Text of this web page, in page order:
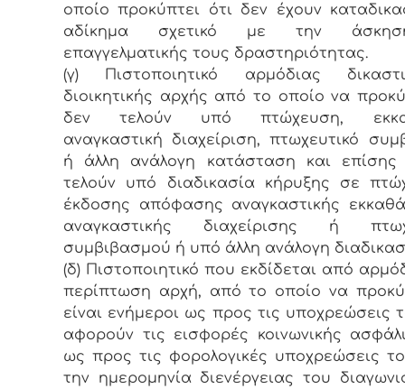
οποίο προκύπτει ότι δεν έχουν
αδίκημα σχετικό με την
επαγγελματικής τους δραστηριότητας.
(γ) Πιστοποιητικό αρμόδιας
διοικητικής αρχής από το οποίο να
δεν τελούν υπό πτώχευση,
αναγκαστική διαχείριση, πτωχευτικό
ή άλλη ανάλογη κατάσταση και επίσης
τελούν υπό διαδικασία κήρυξης σε
έκδοσης απόφασης αναγκαστικής
αναγκαστικής διαχείρισης ή
συμβιβασμού ή υπό άλλη ανάλογη
(δ) Πιστοποιητικό που εκδίδεται από
περίπτωση αρχή, από το οποίο να
είναι ενήμεροι ως προς τις υποχρεώσεις
αφορούν τις εισφορές κοινωνικής
ως προς τις φορολογικές υποχρεώσεις
την ημερομηνία διενέργειας του